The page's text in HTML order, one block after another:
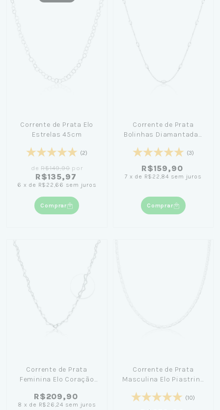
Corrente de Prata Elo
Estrelas 45cm
(2)
deR$149,90 por
R$135,97
6 x de R$22,66 sem juros
Comprar
Corrente de Prata
Bolinhas Diamantadas
(3)
R$159,90
7 x de R$22,84 sem juros
Comprar
Corrente de Prata
Feminina Elo Coração
R$209,90
8 x de R$26,24 sem juros
Corrente de Prata
Masculina Elo Piastrine
(10)